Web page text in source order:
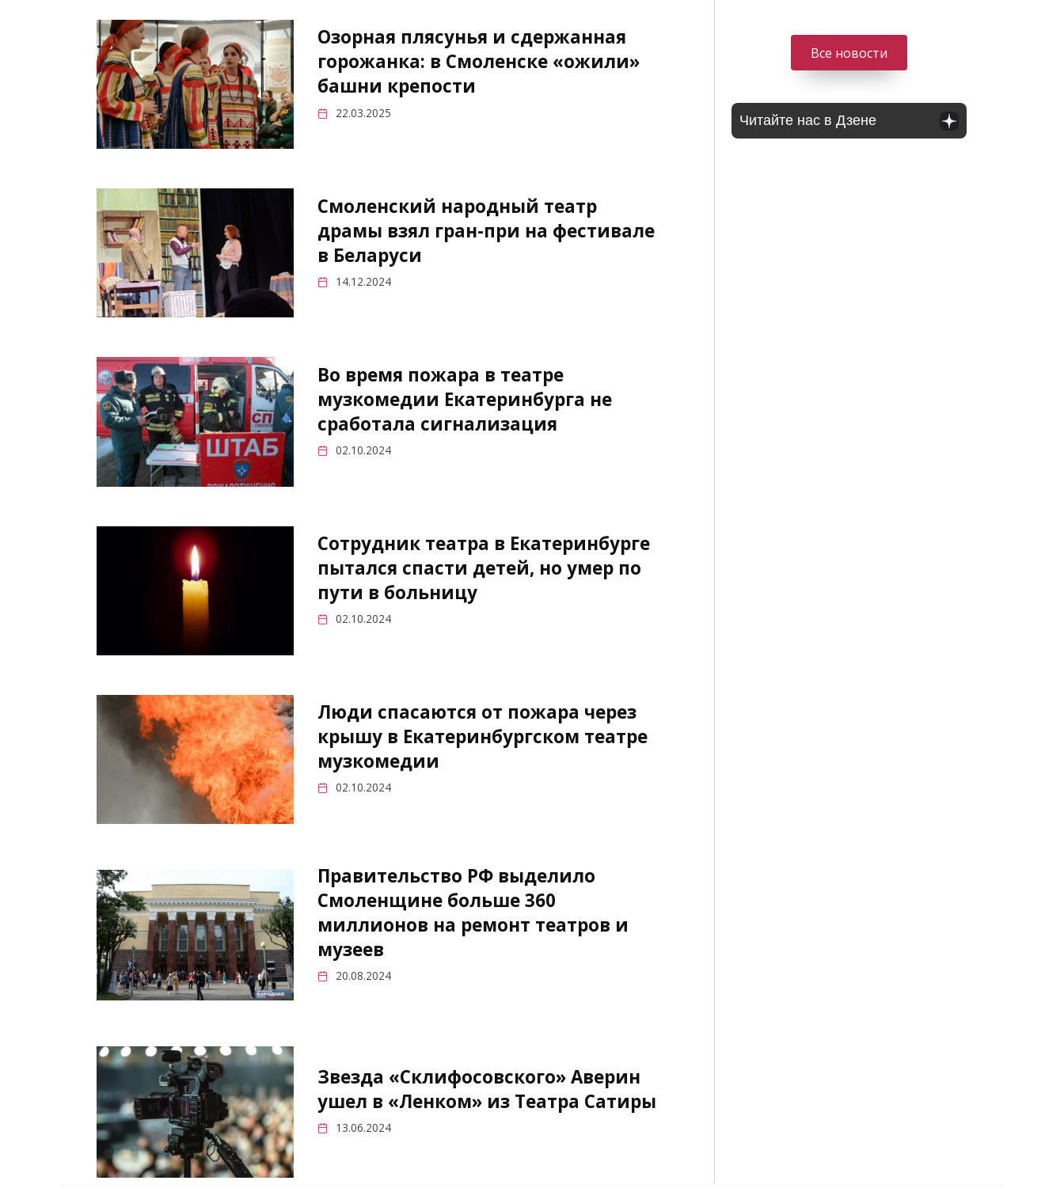
Озорная плясунья и сдержанная
горожанка: в Смоленске «ожили»
башни крепости
22.03.2025
Смоленский народный театр
драмы взял гран-при на фестивале
в Беларуси
14.12.2024
Во время пожара в театре
музкомедии Екатеринбурга не
сработала сигнализация
02.10.2024
Сотрудник театра в Екатеринбурге
пытался спасти детей, но умер по
пути в больницу
02.10.2024
Люди спасаются от пожара через
крышу в Екатеринбургском театре
музкомедии
02.10.2024
Правительство РФ выделило
Смоленщине больше 360
миллионов на ремонт театров и
музеев
20.08.2024
Звезда «Склифосовского» Аверин
ушел в «Ленком» из Театра Сатиры
13.06.2024
Все новости
Читайте нас в Дзене